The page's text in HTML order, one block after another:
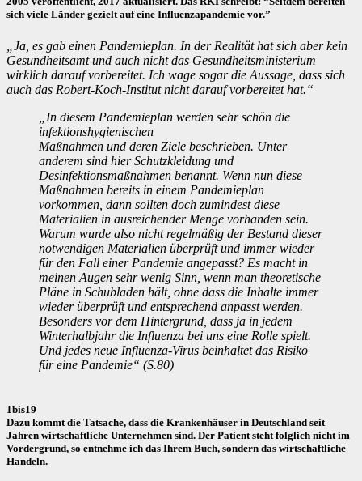
sich viele Länder gezielt auf eine Influenzapandemie vor.”
„Ja, es gab einen Pandemieplan. In der Realität hat sich aber kein
Gesundheitsamt und auch nicht das Gesundheitsministerium
wirklich darauf vorbereitet. Ich wage sogar die Aussage, dass sich
auch das Robert-Koch-Institut nicht darauf vorbereitet hat.“
„In diesem Pandemieplan werden sehr schön die
infektionshygienischen
Maßnahmen und deren Ziele beschrieben. Unter
anderem sind hier Schutzkleidung und
Desinfektionsmaßnahmen benannt. Wenn nun diese
Maßnahmen bereits in einem Pandemieplan
vorkommen, dann sollten doch zumindest diese
Materialien in ausreichender Menge vorhanden sein.
Warum wurde also nicht regelmäßig der Bestand dieser
notwendigen Materialien überprüft und immer wieder
für den Fall einer Pandemie angepasst? Es macht in
meinen Augen sehr wenig Sinn, wenn man theoretische
Pläne in Schubladen hält, ohne dass die Inhalte immer
wieder überprüft und entsprechend anpasst werden.
Besonders vor dem Hintergrund, dass ja in jedem
Winterhalbjahr die Influenza bei uns eine Rolle spielt.
Und jedes neue Influenza-Virus beinhaltet das Risiko
für eine Pandemie“ (S.80)
1bis19
Dazu kommt die Tatsache, dass die Krankenhäuser in Deutschland seit
Jahren wirtschaftliche Unternehmen sind. Der Patient steht folglich nicht im
Vordergrund, so entnehme ich das Ihrem Buch, sondern das wirtschaftliche
Handeln.